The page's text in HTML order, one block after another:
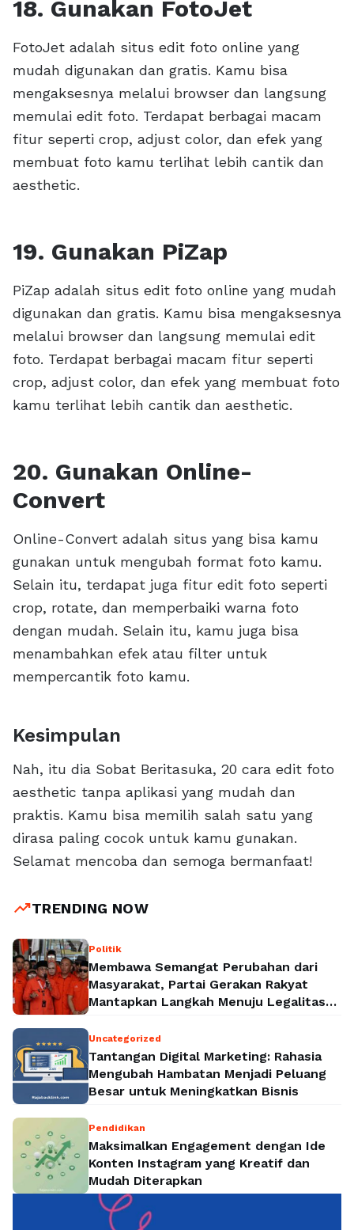
18. Gunakan FotoJet
FotoJet adalah situs edit foto online yang
mudah digunakan dan gratis. Kamu bisa
mengaksesnya melalui browser dan langsung
memulai edit foto. Terdapat berbagai macam
fitur seperti crop, adjust color, dan efek yang
membuat foto kamu terlihat lebih cantik dan
aesthetic.
19. Gunakan PiZap
PiZap adalah situs edit foto online yang mudah
digunakan dan gratis. Kamu bisa mengaksesnya
melalui browser dan langsung memulai edit
foto. Terdapat berbagai macam fitur seperti
crop, adjust color, dan efek yang membuat foto
kamu terlihat lebih cantik dan aesthetic.
20. Gunakan Online-
Convert
Online-Convert adalah situs yang bisa kamu
gunakan untuk mengubah format foto kamu.
Selain itu, terdapat juga fitur edit foto seperti
crop, rotate, dan memperbaiki warna foto
dengan mudah. Selain itu, kamu juga bisa
menambahkan efek atau filter untuk
mempercantik foto kamu.
Kesimpulan
Nah, itu dia Sobat Beritasuka, 20 cara edit foto
aesthetic tanpa aplikasi yang mudah dan
praktis. Kamu bisa memilih salah satu yang
dirasa paling cocok untuk kamu gunakan.
Selamat mencoba dan semoga bermanfaat!
trending_upTRENDING NOW
Politik
Membawa Semangat Perubahan dari
Masyarakat, Partai Gerakan Rakyat
Mantapkan Langkah Menuju Legalitas
Uncategorized
Tantangan Digital Marketing: Rahasia
Mengubah Hambatan Menjadi Peluang
Besar untuk Meningkatkan Bisnis
Pendidikan
Maksimalkan Engagement dengan Ide
Konten Instagram yang Kreatif dan
Mudah Diterapkan